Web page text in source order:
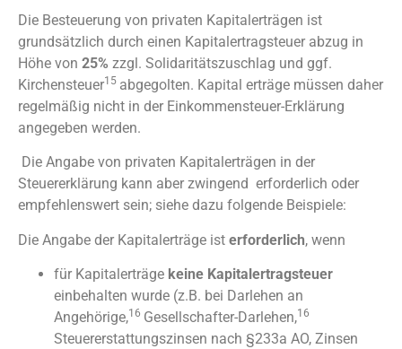
Die Besteuerung von privaten Kapitalerträgen ist
grundsätzlich durch einen Kapitalertragsteuer abzug in
Höhe von 25% zzgl. Solidaritätszuschlag und ggf.
Kirchensteuer15 abgegolten. Kapital erträge müssen daher
regelmäßig nicht in der Einkommensteuer-Erklärung
angegeben werden.
Die Angabe von privaten Kapitalerträgen in der
Steuererklärung kann aber zwingend erforderlich oder
empfehlenswert sein; siehe dazu folgende Beispiele:
Die Angabe der Kapitalerträge ist erforderlich, wenn
für Kapitalerträge keine Kapitalertragsteuer
einbehalten wurde (z.B. bei Darlehen an
Angehörige,16 Gesellschafter-Darlehen,16
Steuererstattungszinsen nach §233a AO, Zinsen